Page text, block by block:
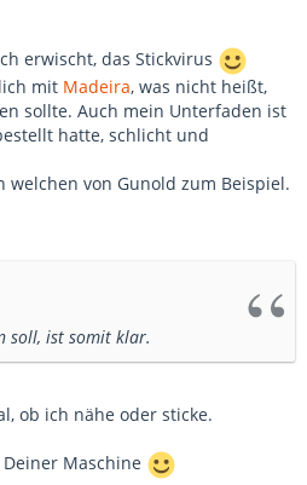
erwischt, das Stickvirus
mit Madeira, was nicht heißt,
sollte. Auch mein Unterfaden ist
hatte, schlicht und
welchen von Gunold zum Beispiel.
soll, ist somit klar.
ob ich nähe oder sticke.
Maschine